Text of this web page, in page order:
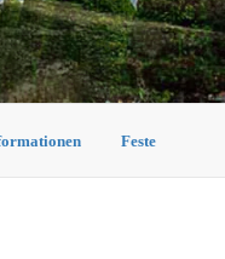
Feste